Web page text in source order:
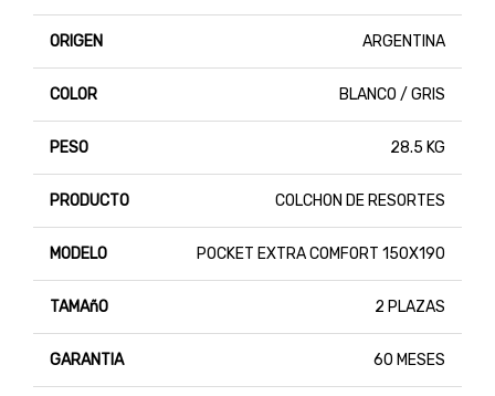
ORIGEN ARGENTINA
COLOR BLANCO / GRIS
PESO 28.5 KG
PRODUCTO COLCHON DE RESORTES
MODELO POCKET EXTRA COMFORT 150X190
TAMAñO 2 PLAZAS
GARANTIA 60 MESES